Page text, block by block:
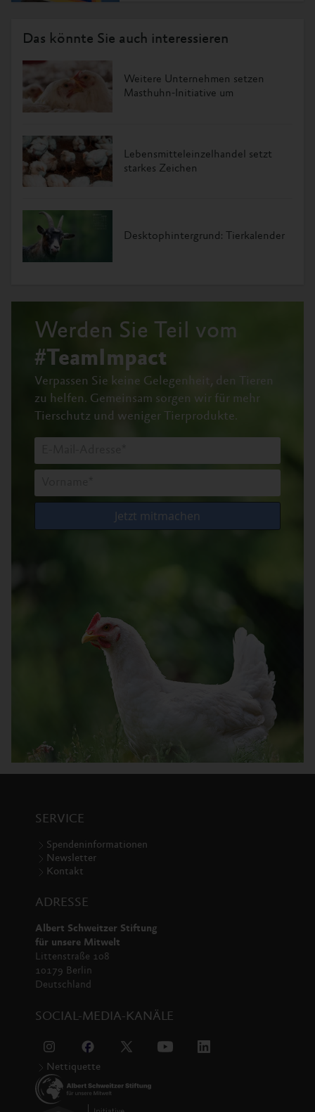
Das könnte Sie auch interessieren
Weitere Unternehmen setzen
Masthuhn-Initiative um
Lebensmitteleinzelhandel setzt
starkes Zeichen
Desktophintergrund: Tierkalender
Werden Sie Teil vom
#TeamImpact
Verpassen Sie keine Gelegenheit, den Tieren
zu helfen. Gemeinsam sorgen wir für mehr
Tierschutz und weniger Tierprodukte.
SERVICE
Spendeninformationen
Newsletter
Kontakt
ADRESSE
Albert Schweitzer Stiftung
für unsere Mitwelt
Littenstraße 108
10179 Berlin
Deutschland
SOCIAL-MEDIA-KANÄLE
Nettiquette